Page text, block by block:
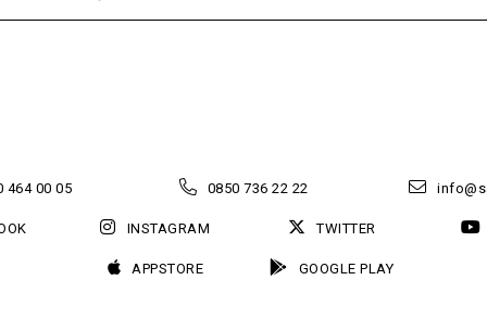
464 00 05 0850 736 22 22
INSTAGRAM TWITTER
APPSTORE GOOGLE PLAY